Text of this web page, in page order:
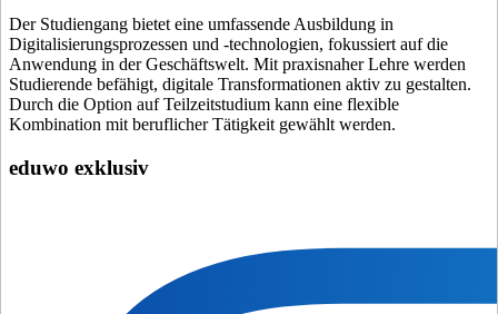
Der Studiengang bietet eine umfassende Ausbildung in
Digitalisierungsprozessen und -technologien, fokussiert auf die
Anwendung in der Geschäftswelt. Mit praxisnaher Lehre werden
Studierende befähigt, digitale Transformationen aktiv zu gestalten.
Durch die Option auf Teilzeitstudium kann eine flexible
Kombination mit beruflicher Tätigkeit gewählt werden.
eduwo exklusiv